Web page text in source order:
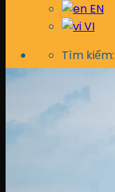
EN
VI
Tìm kiếm: